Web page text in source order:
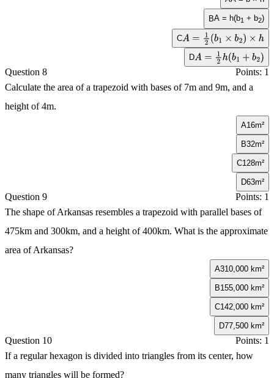
BA = h(b 1+ b2
CA =1 2(b1×b 2) ×h
DA =1 2h(b1+b 2)
Question 8
Points: 1
Calculate the area of a trapezoid with bases of 7m and 9m, and a
height of 4m.
A16m²
B32m²
C128m²
D63m²
Question 9
Points: 1
The shape of Arkansas resembles a trapezoid with parallel bases of
475km and 300km, and a height of 400km. What is the approximate
area of Arkansas?
A310,000 km²
B155,000 km²
C142,000 km²
D77,500 km²
Question 10
Points: 1
If a regular hexagon is divided into triangles from its center, how
many triangles will be formed?